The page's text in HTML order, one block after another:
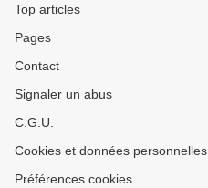
Top articles
Pages
Contact
Signaler un abus
C.G.U.
Cookies et données personnelles
Préférences cookies